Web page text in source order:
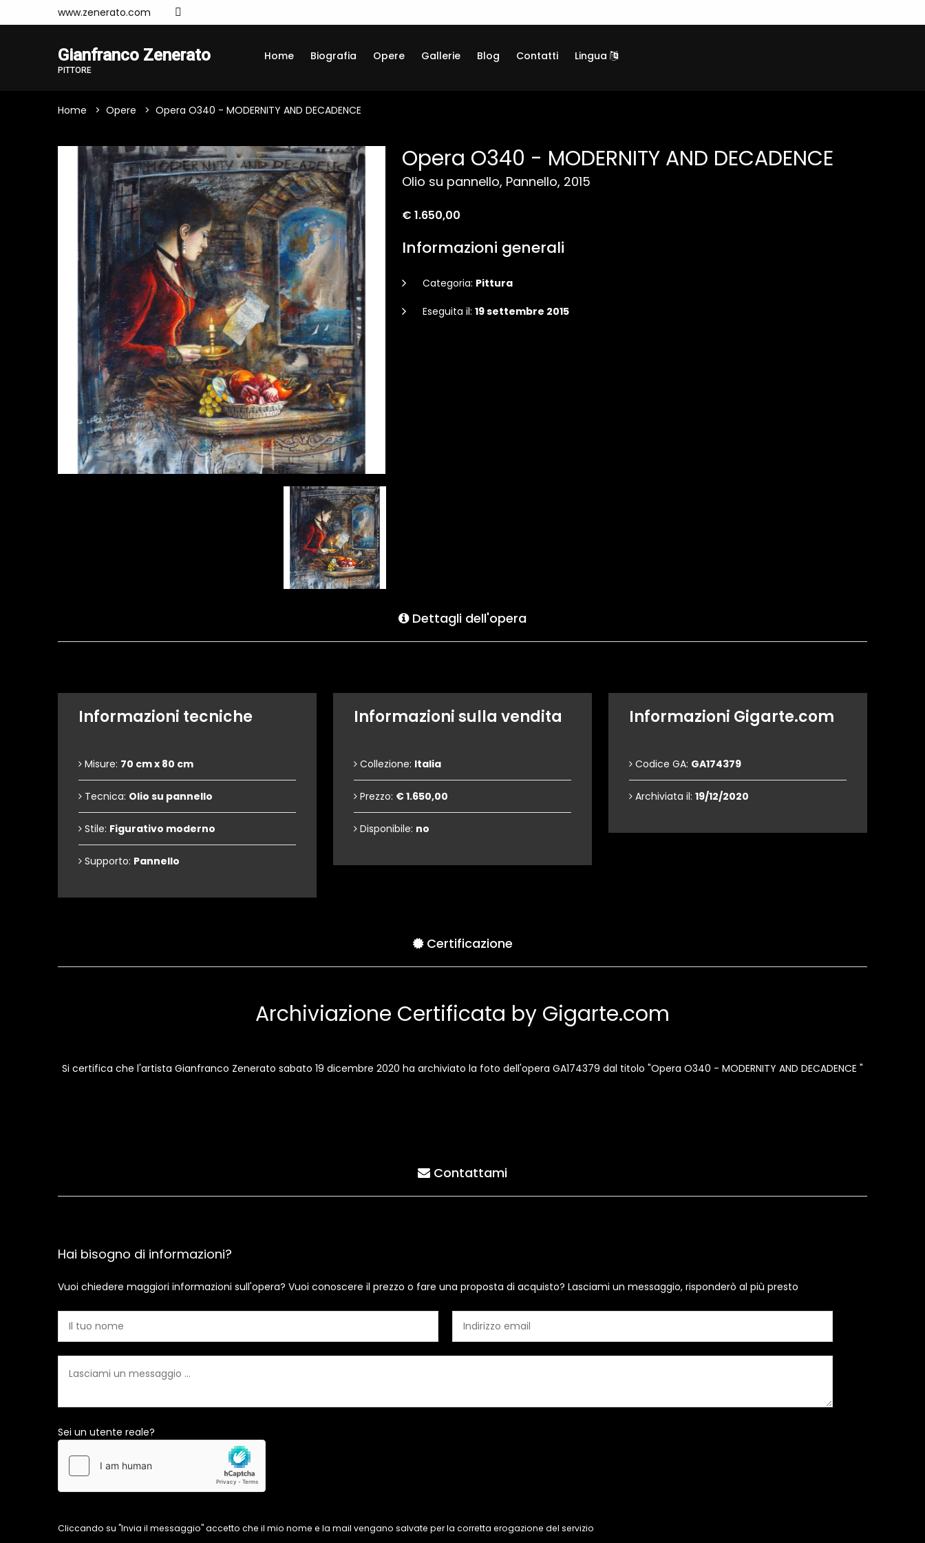
www.zenerato.com
Gianfranco Zenerato
PITTORE
Home Biografia Opere Gallerie Blog Contatti Lingua
Home Opere Opera O340 - MODERNITY AND DECADENCE
Opera O340 - MODERNITY AND DECADENCE
Olio su pannello, Pannello, 2015
€ 1.650,00
Informazioni generali
Categoria: Pittura
Eseguita il: 19 settembre 2015
Dettagli dell'opera
Informazioni tecniche
Misure: 70 cm x 80 cm
Tecnica: Olio su pannello
Stile: Figurativo moderno
Supporto: Pannello
Informazioni sulla vendita
Collezione: Italia
Prezzo: € 1.650,00
Disponibile: no
Informazioni Gigarte.com
Codice GA: GA174379
Archiviata il: 19/12/2020
Certificazione
Archiviazione Certificata by Gigarte.com
Si certifica che l'artista Gianfranco Zenerato sabato 19 dicembre 2020 ha archiviato la foto dell'opera GA174379 dal titolo "Opera O340 - MODERNITY AND DECADENCE "
Contattami
Hai bisogno di informazioni?
Vuoi chiedere maggiori informazioni sull'opera? Vuoi conoscere il prezzo o fare una proposta di acquisto? Lasciami un messaggio, risponderò al più presto
Sei un utente reale?
Cliccando su "Invia il messaggio" accetto che il mio nome e la mail vengano salvate per la corretta erogazione del servizio